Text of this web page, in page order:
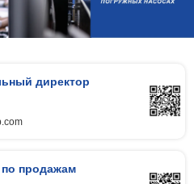
директор
продажам